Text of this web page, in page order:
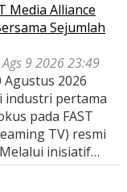
Media Alliance
Sejumlah
Ags 9 2026 23:49
Agustus 2026
industri pertama
pada FAST
TV) resmi
inisiatif…